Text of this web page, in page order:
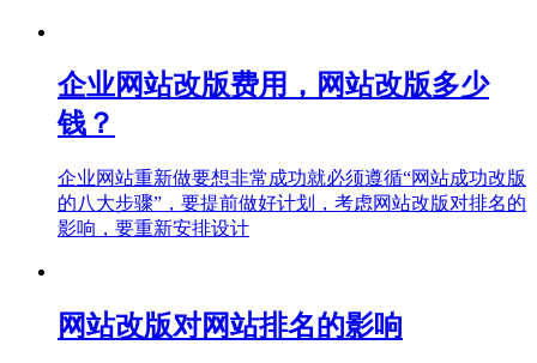
企业网站改版费用，网站改版多少
钱？
企业网站重新做要想非常成功就必须遵循“网站成功改版
的八大步骤”，要提前做好计划，考虑网站改版对排名的
影响，要重新安排设计
网站改版对网站排名的影响